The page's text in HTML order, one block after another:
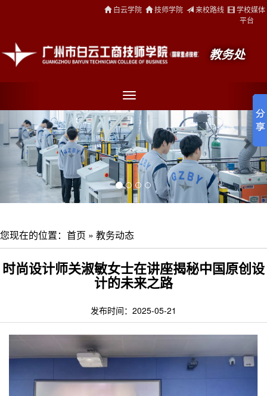
学校媒体
平台
来校路线
技师学院
白云学院
教务处
您现在的位置： 首页 » 教务动态
时尚设计师关淑敏女士在讲座揭秘中国原创设
计的未来之路
发布时间：2025-05-21